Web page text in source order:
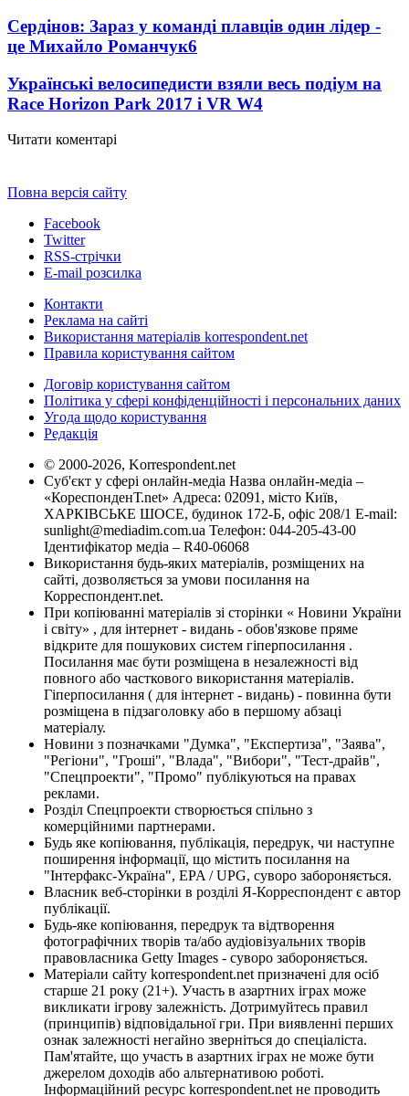
Сердінов: Зараз у команді плавців один лідер -
це Михайло Романчук6
Українські велосипедисти взяли весь подіум на
Race Horizon Park 2017 і VR W4
Читати коментарі
Повна версія сайту
Facebook
Twitter
RSS-стрічки
E-mail розсилка
Контакти
Реклама на сайті
Використання матеріалів korrespondent.net
Правила користування сайтом
Договір користування сайтом
Політика у сфері конфіденційності і персональних даних
Угода щодо користування
Редакція
© 2000-2026, Korrespondent.net
Суб'єкт у сфері онлайн-медіа Назва онлайн-медіа –
«КореспонденТ.net» Адреса: 02091, місто Київ,
ХАРКІВСЬКЕ ШОСЕ, будинок 172-Б, офіс 208/1 E-mail:
sunlight@mediadim.com.ua Телефон: 044-205-43-00
Ідентифікатор медіа – R40-06068
Використання будь-яких матеріалів, розміщених на
сайті, дозволяється за умови посилання на
Корреспондент.net.
При копіюванні матеріалів зі сторінки « Новини України
і світу» , для інтернет - видань - обов'язкове пряме
відкрите для пошукових систем гіперпосилання .
Посилання має бути розміщена в незалежності від
повного або часткового використання матеріалів.
Гіперпосилання ( для інтернет - видань) - повинна бути
розміщена в підзаголовку або в першому абзаці
матеріалу.
Новини з позначками "Думка", "Експертиза", "Заява",
"Регіони", "Гроші", "Влада", "Вибори", "Тест-драйв",
"Спецпроекти", "Промо" публікуються на правах
реклами.
Розділ Спецпроекти створюється спільно з
комерційними партнерами.
Будь яке копіювання, публікація, передрук, чи наступне
поширення інформації, що містить посилання на
"Інтерфакс-Україна", EPA / UPG, суворо забороняється.
Власник веб-сторінки в розділі Я-Корреспондент є автор
публікації.
Будь-яке копіювання, передрук та відтворення
фотографічних творів та/або аудіовізуальних творів
правовласника Getty Images - суворо забороняється.
Матеріали сайту korrespondent.net призначені для осіб
старше 21 року (21+). Участь в азартних іграх може
викликати ігрову залежність. Дотримуйтесь правил
(принципів) відповідальної гри. При виявленні перших
ознак залежності негайно зверніться до спеціаліста.
Пам'ятайте, що участь в азартних іграх не може бути
джерелом доходів або альтернативою роботі.
Інформаційний ресурс korrespondent.net не проводить